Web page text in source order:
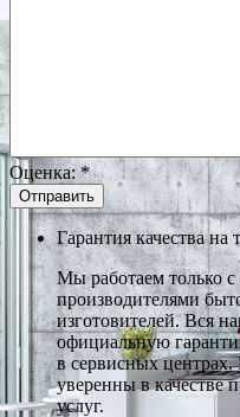
Оценка: *
Гарантия качества на
Мы работаем только
производителями
изготовителей. Вся
официальную
в сервисных
уверенны в качестве
услуг.